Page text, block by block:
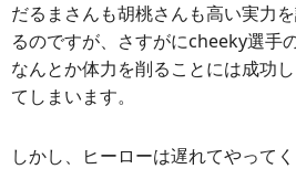
だるまさんも胡桃さんも高い実力
るのですが、さすがにcheeky選手
なんとか体力を削ることには成功
てしまいます。
しかし、ヒーローは遅れてやって